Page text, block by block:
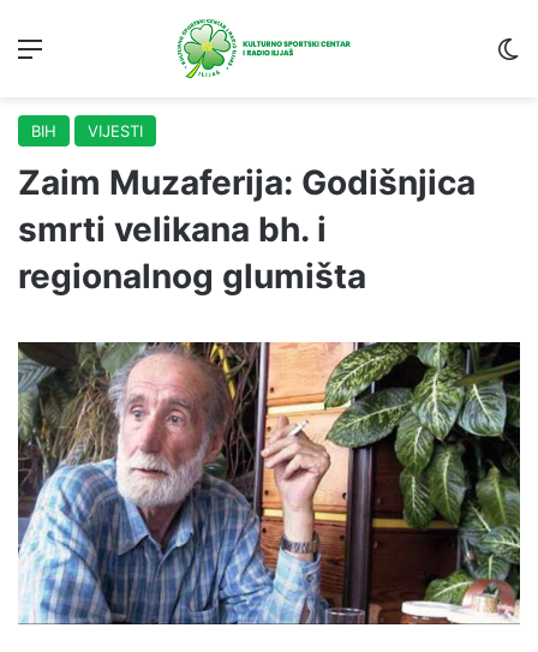
BIH VIJESTI
Zaim Muzaferija: Godišnjica
smrti velikana bh. i
regionalnog glumišta